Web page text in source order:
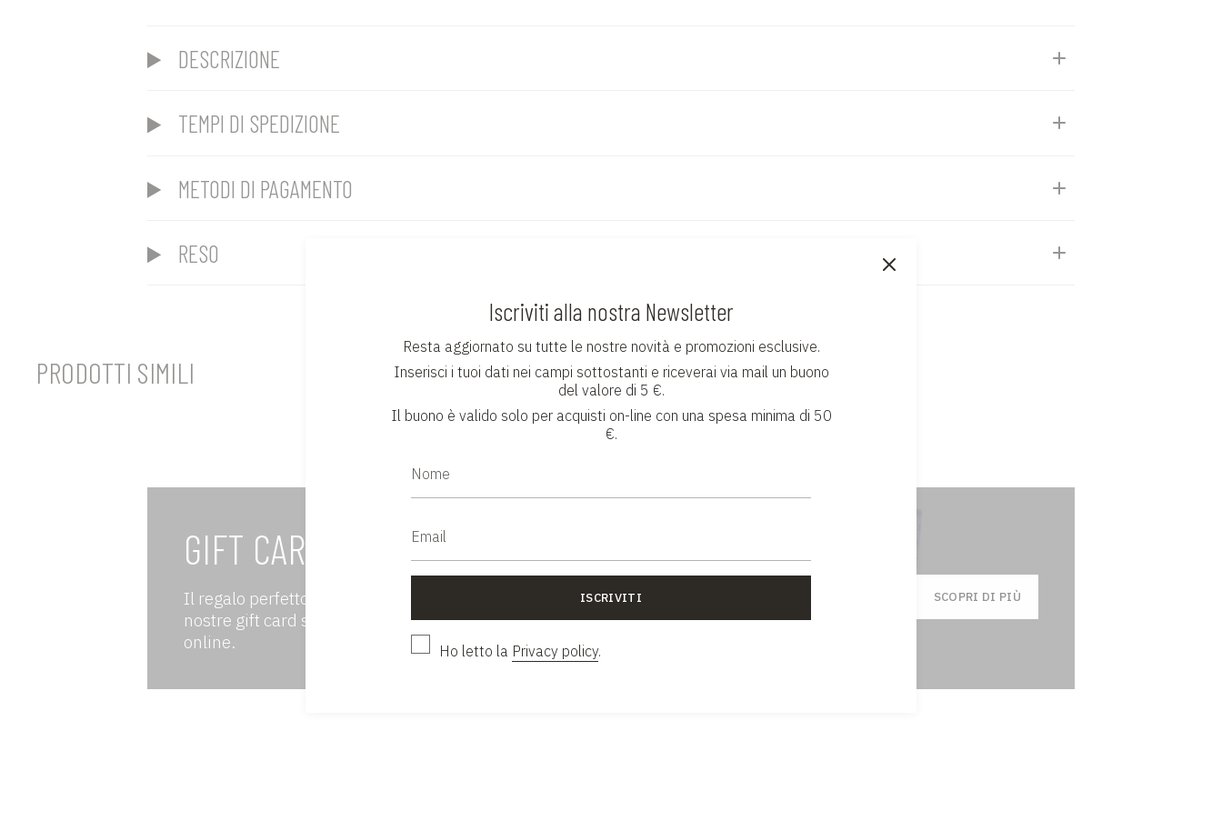
Iscriviti alla nostra Newsletter
Resta aggiornato su tutte le nostre novità e promozioni esclusive.
Inserisci i tuoi dati nei campi sottostanti e riceverai via mail un buono
del valore di 5 €.
Il buono è valido solo per acquisti on-line con una spesa minima di 50
€.
ISCRIVITI
Ho letto la Privacy policy.
DESCRIZIONE
TEMPI DI SPEDIZIONE
METODI DI PAGAMENTO
RESO
PRODOTTI SIMILI
GIFT CARD
Il regalo perfetto esiste e non passa mai di moda. Le
nostre gift card sono disponibili sia in negozio che
online.
SCOPRI DI PIÙ